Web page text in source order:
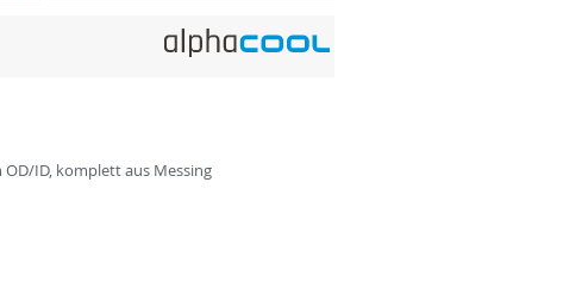
OD/ID, komplett aus Messing